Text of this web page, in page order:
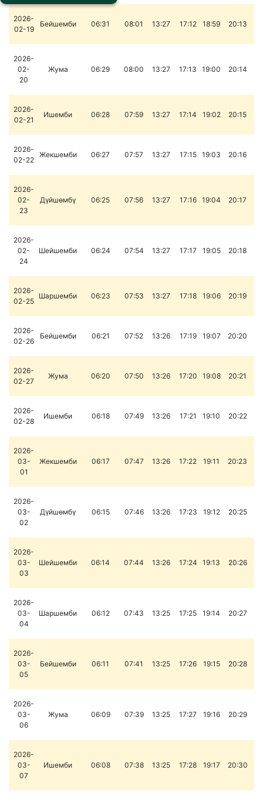
2026-
02-19
Бейшемби 06:31 08:01 13:27 17:12 18:59 20:13
2026-
02-
20
Жума 06:29 08:00 13:27 17:13 19:00 20:14
2026-
02-21
Ишемби 06:28 07:59 13:27 17:14 19:02 20:15
2026-
02-22
Жекшемби 06:27 07:57 13:27 17:15 19:03 20:16
2026-
02-
23
Дүйшөмбү 06:25 07:56 13:27 17:16 19:04 20:17
2026-
02-
24
Шейшемби 06:24 07:54 13:27 17:17 19:05 20:18
2026-
02-25
Шаршемби 06:23 07:53 13:27 17:18 19:06 20:19
2026-
02-26
Бейшемби 06:21 07:52 13:26 17:19 19:07 20:20
2026-
02-27
Жума 06:20 07:50 13:26 17:20 19:08 20:21
2026-
02-28
Ишемби 06:18 07:49 13:26 17:21 19:10 20:22
2026-
03-
01
Жекшемби 06:17 07:47 13:26 17:22 19:11 20:23
2026-
03-
02
Дүйшөмбү 06:15 07:46 13:26 17:23 19:12 20:25
2026-
03-
03
Шейшемби 06:14 07:44 13:26 17:24 19:13 20:26
2026-
03-
04
Шаршемби 06:12 07:43 13:25 17:25 19:14 20:27
2026-
03-
05
Бейшемби 06:11 07:41 13:25 17:26 19:15 20:28
2026-
03-
06
Жума 06:09 07:39 13:25 17:27 19:16 20:29
2026-
03-
07
Ишемби 06:08 07:38 13:25 17:28 19:17 20:30